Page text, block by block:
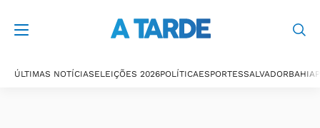
ÚLTIMAS NOTÍCIASELEIÇÕES 2026POLÍTICAESPORTESSALVADORBAHIA